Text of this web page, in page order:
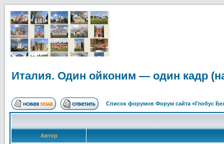
Италия. Один ойконим — один кадр
Список форумов Форум сайта «Глобус
Автор